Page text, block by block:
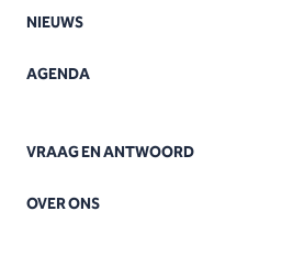
NIEUWS
AGENDA
VRAAG EN ANTWOORD
OVER ONS